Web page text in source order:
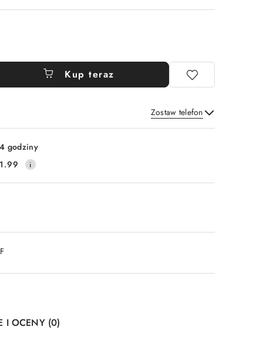
Kup teraz
Zostaw telefon
Wyślij
godziny
I OCENY (0)